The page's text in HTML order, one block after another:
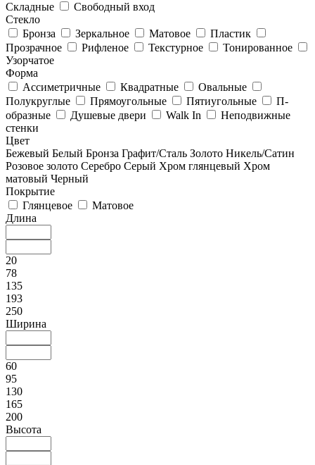
Складные
Свободный вход
Стекло
Бронза
Зеркальное Матовое
Пластик
Прозрачное
Рифленое Текстурное
Тонированное
Узорчатое
Форма
Ассиметричные
Квадратные
Овальные
Полукруглые
Прямоугольные Пятиугольные
П-
образные
Душевые двери Walk In
Неподвижные
стенки
Цвет
Бежевый Белый Бронза Графит/Сталь Золото Никель/Сатин
Розовое золото Серебро Серый Хром глянцевый Хром
матовый Черный
Покрытие
Глянцевое
Матовое
Длина
20
78
135
193
250
Ширина
60
95
130
165
200
Высота